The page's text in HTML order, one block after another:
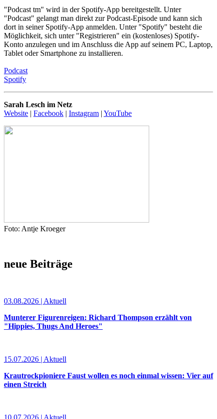
"Podcast tm" wird in der Spotify-App bereitgestellt. Unter
"Podcast" gelangt man direkt zur Podcast-Episode und kann sich
dort in seiner Spotify-App anmelden. Unter "Spotify" besteht die
Möglichkeit, sich unter "Registrieren" ein (kostenloses) Spotify-
Konto anzulegen und im Anschluss die App auf seinem PC, Laptop,
Tablet oder Smartphone zu installieren.
Podcast
Spotify
Sarah Lesch im Netz
Website | Facebook | Instagram | YouTube
Foto: Antje Kroeger
neue Beiträge
03.08.2026 | Aktuell
Munterer Figurenreigen: Richard Thompson erzählt von
"Hippies, Thugs And Heroes"
15.07.2026 | Aktuell
Krautrockpioniere Faust wollen es noch einmal wissen: Vier auf
einen Streich
10.07.2026 | Aktuell